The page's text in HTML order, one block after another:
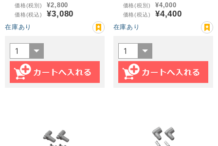
価格(税別) ¥2,800
価格(税込) ¥3,080
在庫あり
価格(税別) ¥4,000
価格(税込) ¥4,400
在庫あり